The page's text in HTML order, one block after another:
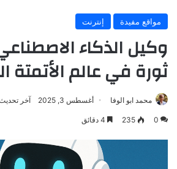
مواقع مفيدة إنترنت
ثورة في عالم الأتمتة
محمد ابو الوفا أغسطس 3, 2025 آخر تحديث:
0
235